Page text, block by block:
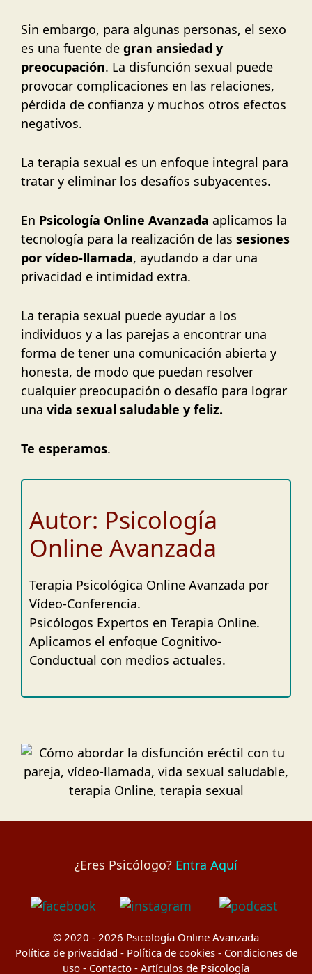
Sin embargo, para algunas personas, el sexo
es una fuente de gran ansiedad y
preocupación. La disfunción sexual puede
provocar complicaciones en las relaciones,
pérdida de confianza y muchos otros efectos
negativos.
La terapia sexual es un enfoque integral para
tratar y eliminar los desafíos subyacentes.
En Psicología Online Avanzada aplicamos la
tecnología para la realización de las sesiones
por vídeo-llamada, ayudando a dar una
privacidad e intimidad extra.
La terapia sexual puede ayudar a los
individuos y a las parejas a encontrar una
forma de tener una comunicación abierta y
honesta, de modo que puedan resolver
cualquier preocupación o desafío para lograr
una vida sexual saludable y feliz.
Te esperamos.
Autor: Psicología
Online Avanzada
Terapia Psicológica Online Avanzada por
Vídeo-Conferencia.
Psicólogos Expertos en Terapia Online.
Aplicamos el enfoque Cognitivo-
Conductual con medios actuales.
¿Eres Psicólogo? Entra Aquí
© 2020 - 2026 Psicología Online Avanzada
Política de privacidad - Política de cookies- Condiciones de
uso - Contacto - Artículos de Psicología